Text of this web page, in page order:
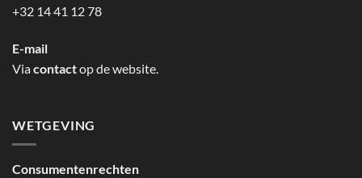
+32 14 41 12 78
E-mail
Viacontactop de website.
WETGEVING
Consumentenrechten